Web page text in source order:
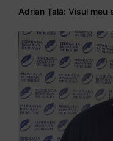
Adrian Țală: Visul meu